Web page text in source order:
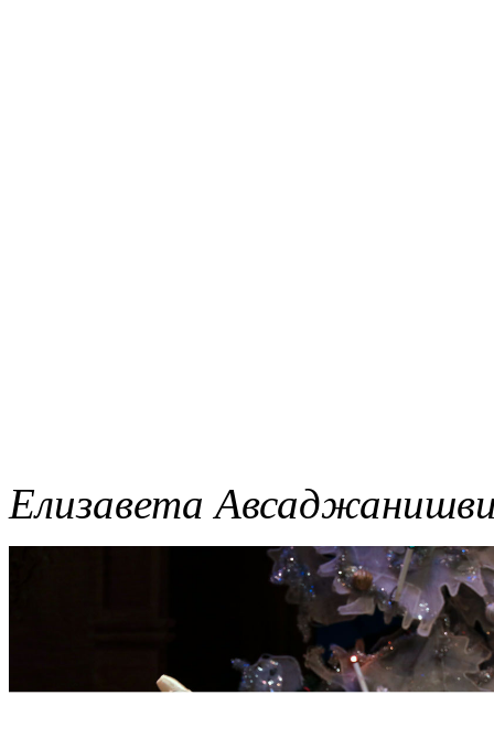
Елизавета